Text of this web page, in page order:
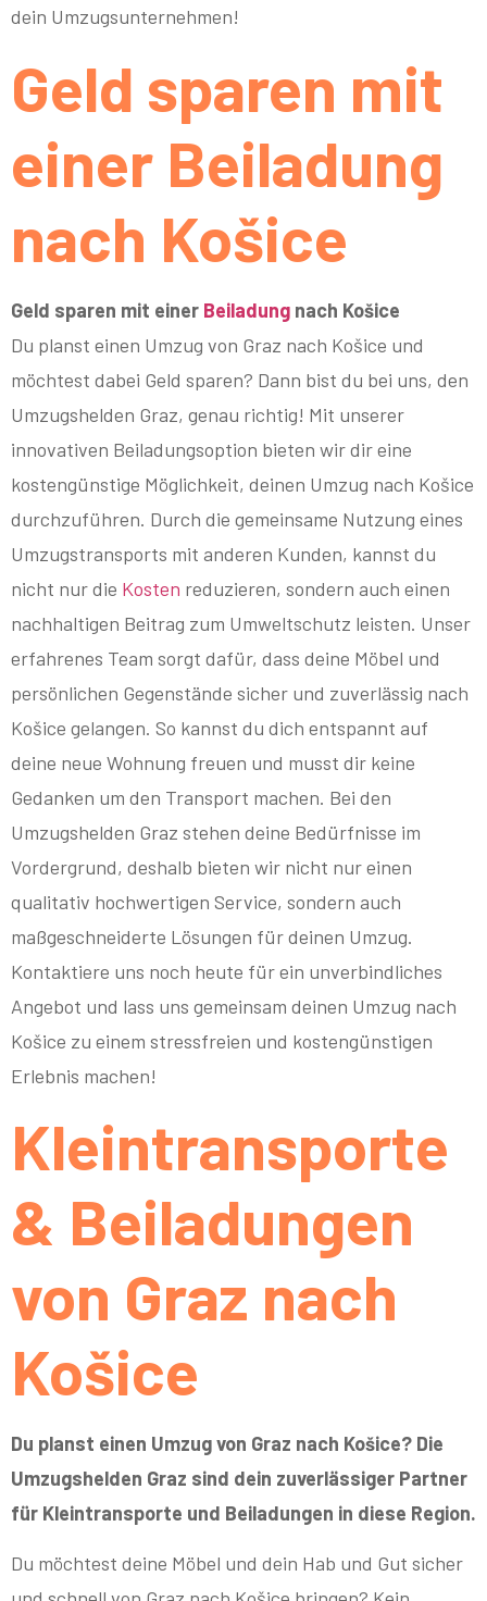
dein Umzugsunternehmen!
Geld sparen mit
einer Beiladung
nach Košice
Geld sparen mit einer Beiladung nach Košice
Du planst einen Umzug von Graz nach Košice und
möchtest dabei Geld sparen? Dann bist du bei uns, den
Umzugshelden Graz, genau richtig! Mit unserer
innovativen Beiladungsoption bieten wir dir eine
kostengünstige Möglichkeit, deinen Umzug nach Košice
durchzuführen. Durch die gemeinsame Nutzung eines
Umzugstransports mit anderen Kunden, kannst du
nicht nur die Kosten reduzieren, sondern auch einen
nachhaltigen Beitrag zum Umweltschutz leisten. Unser
erfahrenes Team sorgt dafür, dass deine Möbel und
persönlichen Gegenstände sicher und zuverlässig nach
Košice gelangen. So kannst du dich entspannt auf
deine neue Wohnung freuen und musst dir keine
Gedanken um den Transport machen. Bei den
Umzugshelden Graz stehen deine Bedürfnisse im
Vordergrund, deshalb bieten wir nicht nur einen
qualitativ hochwertigen Service, sondern auch
maßgeschneiderte Lösungen für deinen Umzug.
Kontaktiere uns noch heute für ein unverbindliches
Angebot und lass uns gemeinsam deinen Umzug nach
Košice zu einem stressfreien und kostengünstigen
Erlebnis machen!
Kleintransporte
& Beiladungen
von Graz nach
Košice
Du planst einen Umzug von Graz nach Košice? Die
Umzugshelden Graz sind dein zuverlässiger Partner
für Kleintransporte und Beiladungen in diese Region.
Du möchtest deine Möbel und dein Hab und Gut sicher